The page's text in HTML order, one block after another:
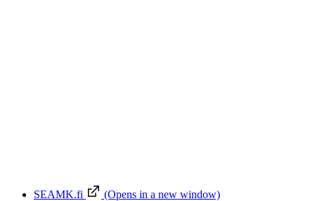
SEAMK.fi
(Opens in a new window)